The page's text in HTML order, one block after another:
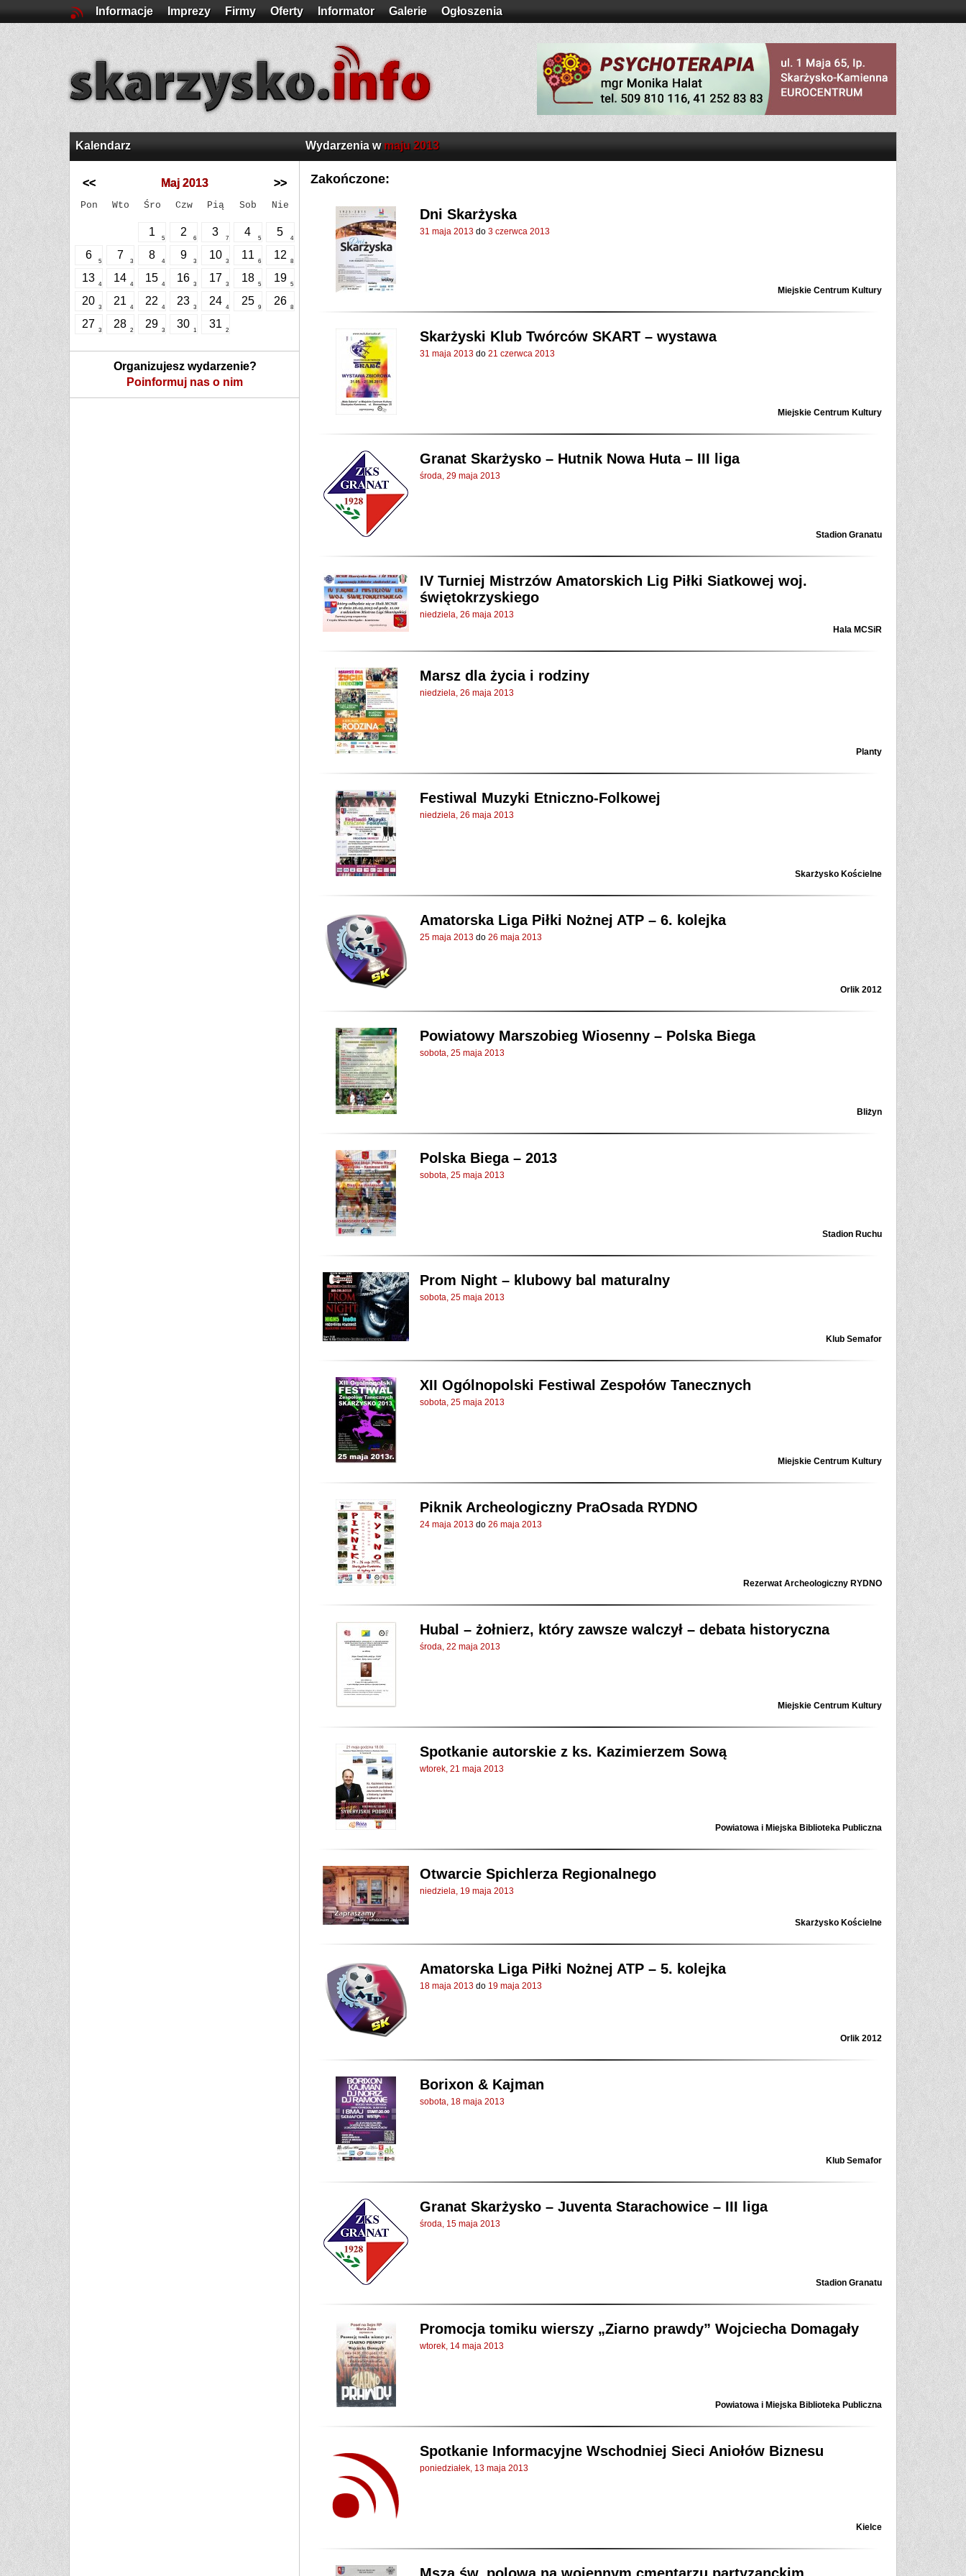
Informacje Imprezy Firmy Oferty Informator Galerie Ogłoszenia
Kalendarz
<< Maj 2013 >>
Pon Wto Śro Czw Pią Sob Nie
1
5
2
6
3
7
4
5
5
4
6
5
7
3
8
4
9
3
10
3
11
6
12
8
13
4
14
4
15
4
16
3
17
3
18
5
19
5
20
3
21
4
22
4
23
3
24
4
25
9
26
8
27
3
28
2
29
3
30
1
31
2
Organizujesz wydarzenie?
Poinformuj nas o nim
Wydarzenia w maju 2013
Zakończone:
Dni Skarżyska
31 maja 2013 do 3 czerwca 2013
Miejskie Centrum Kultury
Skarżyski Klub Twórców SKART – wystawa
31 maja 2013 do 21 czerwca 2013
Miejskie Centrum Kultury
Granat Skarżysko – Hutnik Nowa Huta – III liga
środa, 29 maja 2013
Stadion Granatu
IV Turniej Mistrzów Amatorskich Lig Piłki Siatkowej woj.
świętokrzyskiego
niedziela, 26 maja 2013
Hala MCSiR
Marsz dla życia i rodziny
niedziela, 26 maja 2013
Planty
Festiwal Muzyki Etniczno-Folkowej
niedziela, 26 maja 2013
Skarżysko Kościelne
Amatorska Liga Piłki Nożnej ATP – 6. kolejka
25 maja 2013 do 26 maja 2013
Orlik 2012
Powiatowy Marszobieg Wiosenny – Polska Biega
sobota, 25 maja 2013
Bliżyn
Polska Biega – 2013
sobota, 25 maja 2013
Stadion Ruchu
Prom Night – klubowy bal maturalny
sobota, 25 maja 2013
Klub Semafor
XII Ogólnopolski Festiwal Zespołów Tanecznych
sobota, 25 maja 2013
Miejskie Centrum Kultury
Piknik Archeologiczny PraOsada RYDNO
24 maja 2013 do 26 maja 2013
Rezerwat Archeologiczny RYDNO
Hubal – żołnierz, który zawsze walczył – debata historyczna
środa, 22 maja 2013
Miejskie Centrum Kultury
Spotkanie autorskie z ks. Kazimierzem Sową
wtorek, 21 maja 2013
Powiatowa i Miejska Biblioteka Publiczna
Otwarcie Spichlerza Regionalnego
niedziela, 19 maja 2013
Skarżysko Kościelne
Amatorska Liga Piłki Nożnej ATP – 5. kolejka
18 maja 2013 do 19 maja 2013
Orlik 2012
Borixon & Kajman
sobota, 18 maja 2013
Klub Semafor
Granat Skarżysko – Juventa Starachowice – III liga
środa, 15 maja 2013
Stadion Granatu
Promocja tomiku wierszy „Ziarno prawdy” Wojciecha Domagały
wtorek, 14 maja 2013
Powiatowa i Miejska Biblioteka Publiczna
Spotkanie Informacyjne Wschodniej Sieci Aniołów Biznesu
poniedziałek, 13 maja 2013
Kielce